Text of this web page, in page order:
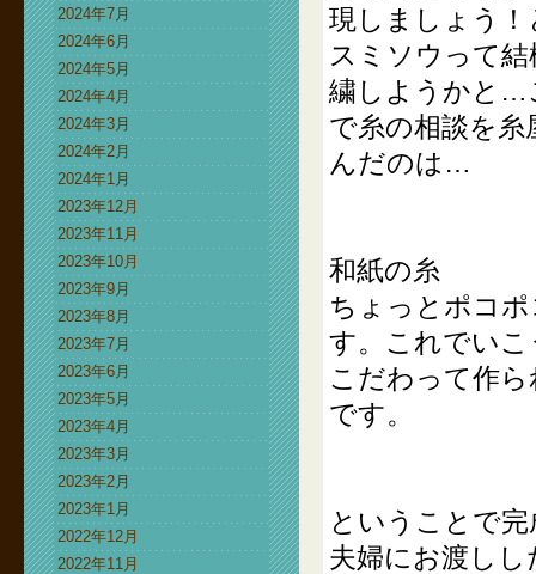
2024年7月
2024年6月
2024年5月
2024年4月
2024年3月
2024年2月
2024年1月
2023年12月
2023年11月
2023年10月
2023年9月
2023年8月
2023年7月
2023年6月
2023年5月
2023年4月
2023年3月
2023年2月
2023年1月
2022年12月
2022年11月
現しましょう
スミソウって
繍しようかと…
で糸の相談を
んだのは…
和紙の糸
ちょっとポコ
す。これでいこ
こだわって作
です。
ということで
夫婦にお渡し